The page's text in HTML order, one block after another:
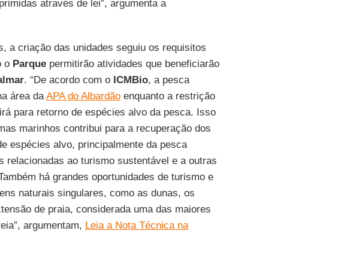
através de lei”, argumenta a
a criação das unidades seguiu os requisitos
o Parquepermitirão atividades que beneficiarão
. “De acordo com o ICMBio, a pesca
área daAPA do Albardãoenquanto a restrição
para retorno de espécies alvo da pesca. Isso
marinhos contribui para a recuperação dos
espécies alvo, principalmente da pesca
relacionadas ao turismo sustentável e a outras
há grandes oportunidades de turismo e
naturais singulares, como as dunas, os
de praia, considerada uma das maiores
argumentam, Leia a Nota Técnica na